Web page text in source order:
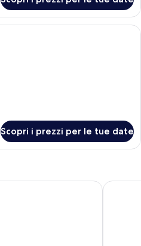
Camera d'albergo con due letti, una
Scopri i prezzi per le tue date